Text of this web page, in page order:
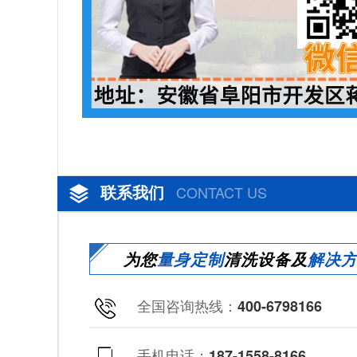
联系我们 CONTACT US
为您量身定制清洗设备及解决
全国咨询热线： 400-6798166